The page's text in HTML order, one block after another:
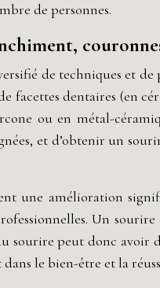
de personnes.
de techniques et
facettes dentaires (en
ou en métal-
et d’obtenir un
une amélioration
Un
sourire peut donc avoir
le bien-être et la